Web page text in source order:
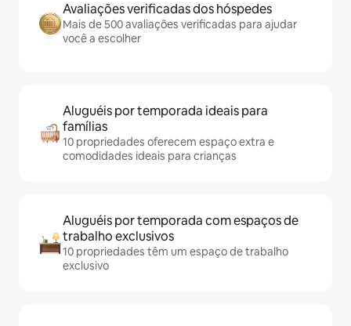
Avaliações verificadas dos hóspedes
Mais de 500 avaliações verificadas para ajudar
você a escolher
Aluguéis por temporada ideais para
famílias
10 propriedades oferecem espaço extra e
comodidades ideais para crianças
Aluguéis por temporada com espaços de
trabalho exclusivos
10 propriedades têm um espaço de trabalho
exclusivo